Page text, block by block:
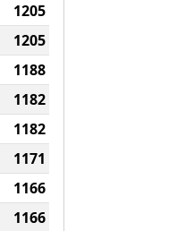
1205
1205
1188
1182
1182
1171
1166
1166